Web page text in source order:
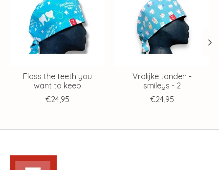
Floss the teeth you
want to keep
€24,95
Vrolijke tanden -
smileys - 2
€24,95